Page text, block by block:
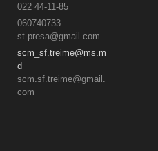
022 44-11-85
060740733
st.presa@gmail.com
scm_sf.treime@ms.m
d
scm.sf.treime@gmail.
com